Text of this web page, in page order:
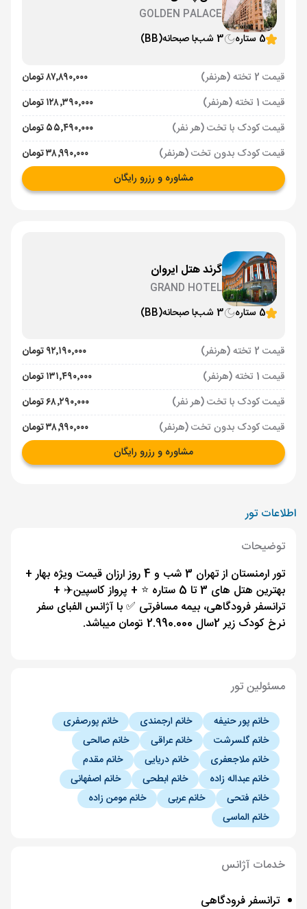
GOLDEN PALACE
5 ستاره
3 شب با صبحانه(BB)
قیمت 2 تخته (هرنفر)
۸۷٬۸۹۰٬۰۰۰ تومان
قیمت 1 تخته (هرنفر)
۱۲۸٬۳۹۰٬۰۰۰ تومان
قیمت کودک با تخت (هر نفر)
۵۵٬۴۹۰٬۰۰۰ تومان
قیمت کودک بدون تخت (هرنفر)
۳۸٬۹۹۰٬۰۰۰ تومان
مشاوره و رزرو رایگان
گرند هتل ایروان
GRAND HOTEL
5 ستاره
3 شب با صبحانه(BB)
قیمت 2 تخته (هرنفر)
۹۲٬۱۹۰٬۰۰۰ تومان
قیمت 1 تخته (هرنفر)
۱۳۱٬۴۹۰٬۰۰۰ تومان
قیمت کودک با تخت (هر نفر)
۶۸٬۲۹۰٬۰۰۰ تومان
قیمت کودک بدون تخت (هرنفر)
۳۸٬۹۹۰٬۰۰۰ تومان
مشاوره و رزرو رایگان
اطلاعات تور
توضیحات
تور ارمنستان از تهران 3 شب و 4 روز ارزان قیمت ویژه بهار +
بهترین هتل های 3 تا 5 ستاره ⭐️ + پرواز کاسپین✈️ +
ترانسفر فرودگاهی، بیمه مسافرتی ✅ با آژانس الفبای سفر
نرخ کودک زیر 2سال 2.990.000 تومان میباشد.
مسئولین تور
خانم پور حنیفه خانم ارجمندی
خانم پورصفری
خانم گلسرشت
خانم عراقی
خانم صالحی
خانم ملاجعفری
خانم دریایی
خانم مقدم
خانم عبداله زاده
خانم ابطحی
خانم اصفهانی
خانم فتحی
خانم عربی
خانم مومن زاده
خانم الماسی
خدمات آژانس
ترانسفر فرودگاهی